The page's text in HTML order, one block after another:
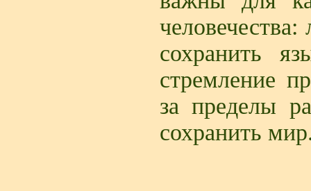
сохранить
стремление
за пределы
сохранить